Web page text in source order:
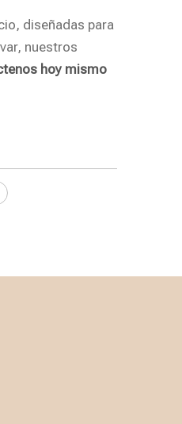
diseñadas para
nuestros
hoy mismo